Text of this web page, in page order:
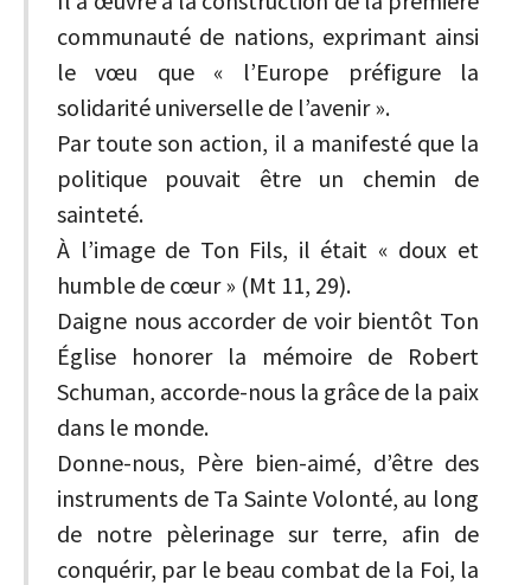
communauté de nations, exprimant ainsi
le vœu que « l’Europe préfigure la
solidarité universelle de l’avenir ».
Par toute son action, il a manifesté que la
politique pouvait être un chemin de
sainteté.
À l’image de Ton Fils, il était « doux et
humble de cœur » (Mt 11, 29).
Daigne nous accorder de voir bientôt Ton
Église honorer la mémoire de Robert
Schuman, accorde-nous la grâce de la paix
dans le monde.
Donne-nous, Père bien-aimé, d’être des
instruments de Ta Sainte Volonté, au long
de notre pèlerinage sur terre, afin de
conquérir, par le beau combat de la Foi, la